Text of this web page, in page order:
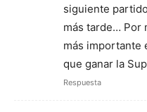
siguiente
más tarde… Por
más importante
que ganar la
Respuesta